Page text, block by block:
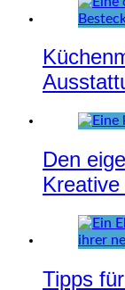
Den
Tipps